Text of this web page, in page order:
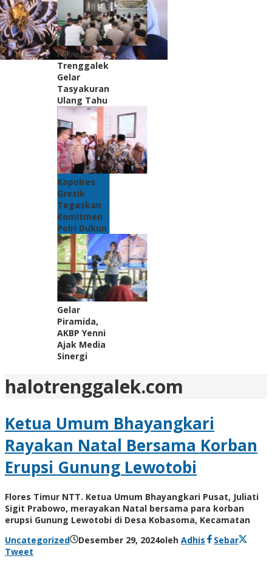
Polres
Trenggalek
Gelar
Tasyakuran
Ulang Tahu
Kapolres
Gresik
Tegaskan
Komitmen
Polri Dukun
Gelar
Piramida,
AKBP Yenni
Ajak Media
Sinergi
halotrenggalek.com
Ketua Umum Bhayangkari
Rayakan Natal Bersama Korban
Erupsi Gunung Lewotobi
Flores Timur NTT. Ketua Umum Bhayangkari Pusat, Juliati
Sigit Prabowo, merayakan Natal bersama para korban
erupsi Gunung Lewotobi di Desa Kobasoma, Kecamatan
Uncategorized
Desember 29, 2024oleh Adhis
Sebar
Tweet